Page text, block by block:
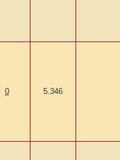
0 5.346